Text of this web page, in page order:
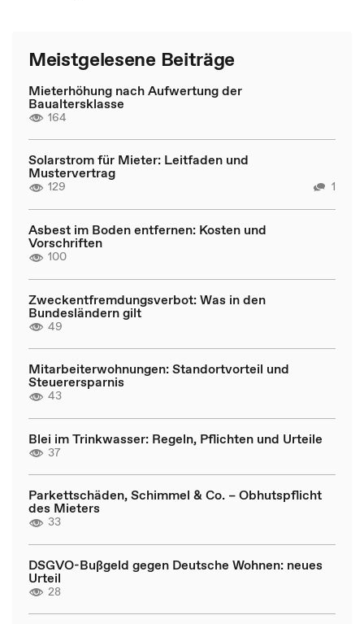
Meistgelesene Beiträge
Mieterhöhung nach Aufwertung der
Baualtersklasse
164
Solarstrom für Mieter: Leitfaden und
Mustervertrag
129 1
Asbest im Boden entfernen: Kosten und
Vorschriften
100
Zweckentfremdungsverbot: Was in den
Bundesländern gilt
49
Mitarbeiterwohnungen: Standortvorteil und
Steuerersparnis
43
Blei im Trinkwasser: Regeln, Pflichten und Urteile
37
Parkettschäden, Schimmel & Co. – Obhutspflicht
des Mieters
33
DSGVO-Bußgeld gegen Deutsche Wohnen: neues
Urteil
28